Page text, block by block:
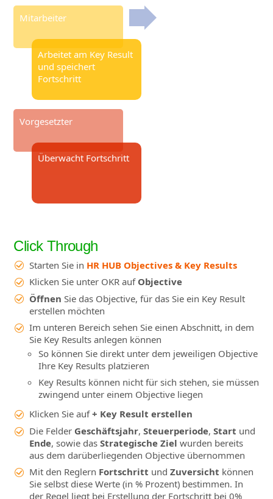
Mitarbeiter
Arbeitet am Key Result
und speichert
Fortschritt
Vorgesetzter
Überwacht Fortschritt
Click Through
Starten Sie in HR HUB Objectives & Key Results
Klicken Sie unter OKR auf Objective
Öffnen Sie das Objective, für das Sie ein Key Result
erstellen möchten
Im unteren Bereich sehen Sie einen Abschnitt, in dem
Sie Key Results anlegen können
So können Sie direkt unter dem jeweiligen Objective
Ihre Key Results platzieren
Key Results können nicht für sich stehen, sie müssen
zwingend unter einem Objective liegen
Klicken Sie auf+ Key Result erstellen
Die Felder Geschäftsjahr, Steuerperiode, Start und
Ende, sowie das Strategische Ziel wurden bereits
aus dem darüberliegenden Objective übernommen
Mit den Reglern Fortschritt und Zuversicht können
Sie selbst diese Werte (in % Prozent) bestimmen. In
der Regel liegt bei Erstellung der Fortschritt bei 0%